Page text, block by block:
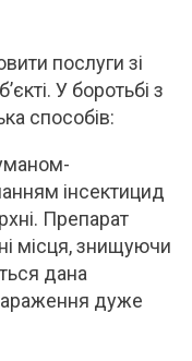
послуги зі
У боротьбі з
способів:
інсектицид
Препарат
місця, знищуючи
дана
дуже